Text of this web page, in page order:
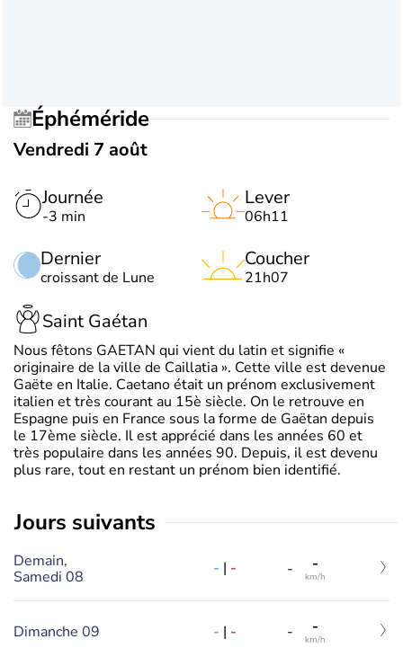
Éphéméride
Vendredi 7 août
Journée
-3 min
Dernier
croissant de Lune
Lever
06h11
Coucher
21h07
Saint Gaétan
Nous fêtons GAETAN qui vient du latin et signifie «
originaire de la ville de Caillatia ». Cette ville est devenue
Gaëte en Italie. Caetano était un prénom exclusivement
italien et très courant au 15è siècle. On le retrouve en
Espagne puis en France sous la forme de Gaëtan depuis
le 17ème siècle. Il est apprécié dans les années 60 et
très populaire dans les années 90. Depuis, il est devenu
plus rare, tout en restant un prénom bien identifié.
jours suivants
Demain,
Samedi 08
- | - - -
km/h
Dimanche 09 - | - - -
km/h